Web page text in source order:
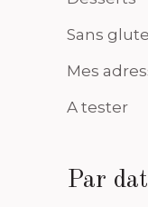
Sans
Mes
A tester
Par